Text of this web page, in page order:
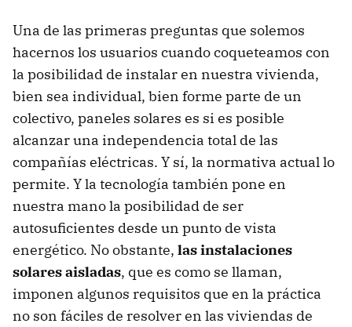
Una de las primeras preguntas que solemos
hacernos los usuarios cuando coqueteamos con
la posibilidad de instalar en nuestra vivienda,
bien sea individual, bien forme parte de un
colectivo, paneles solares es si es posible
alcanzar una independencia total de las
compañías eléctricas. Y sí, la normativa actual lo
permite. Y la tecnología también pone en
nuestra mano la posibilidad de ser
autosuficientes desde un punto de vista
energético. No obstante, las instalaciones
solares aisladas, que es como se llaman,
imponen algunos requisitos que en la práctica
no son fáciles de resolver en las viviendas de